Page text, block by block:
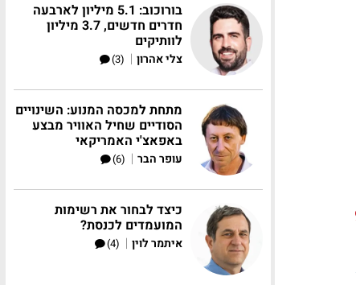
בורוכוב: 5.1 מיליון לארבעה
חדרים חדשים, 3.7 מיליון
לוותיקים
צלי אהרון |
(3)
מתחת למכסה המנוע: השינויים
הסודיים שחיל האוויר מבצע
באפאצ'י האמריקאי
עופר הבר |
(6)
כיצד לבחור את רשימות
המועמדים לכנסת?
איתמר לוין |
(4)